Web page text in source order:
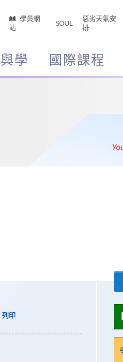
學員網
站
SOUL
惡劣天氣安
排
學 國際課程
列印